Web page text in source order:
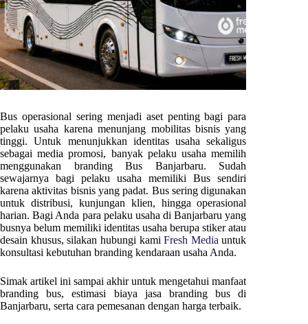
Bus operasional sering menjadi aset penting bagi para
pelaku usaha karena menunjang mobilitas bisnis yang
tinggi. Untuk menunjukkan identitas usaha sekaligus
sebagai media promosi, banyak pelaku usaha memilih
menggunakan branding Bus Banjarbaru. Sudah
sewajarnya bagi pelaku usaha memiliki Bus sendiri
karena aktivitas bisnis yang padat. Bus sering digunakan
untuk distribusi, kunjungan klien, hingga operasional
harian. Bagi Anda para pelaku usaha diBanjarbaruyang
busnya belum memiliki identitas usaha berupa stiker atau
desain khusus, silakan hubungi kamiFresh Media untuk
konsultasi kebutuhan branding kendaraan usaha Anda.
Simak artikel ini sampai akhir untuk mengetahui manfaat
branding bus, estimasi biaya jasa branding bus di
Banjarbaru, serta cara pemesanan dengan harga terbaik.